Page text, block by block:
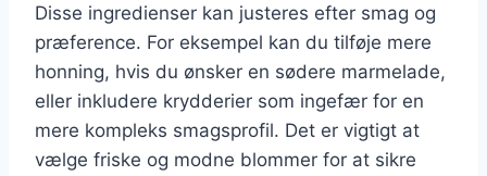
Disse ingredienser kan justeres efter smag og
præference. For eksempel kan du tilføje mere
honning, hvis du ønsker en sødere marmelade,
eller inkludere krydderier som ingefær for en
mere kompleks smagsprofil. Det er vigtigt at
vælge friske og modne blommer for at sikre